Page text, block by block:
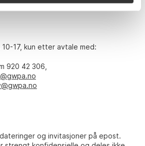
17, kun etter avtale med:
920 42 306,
og invitasjoner på epost.